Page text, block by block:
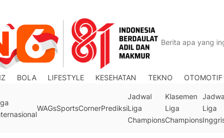
BOLA LIFESTYLE KESEHATAN TEKNO OTOMOTIF
WAGsSportsCornerPrediksi
Jadwal
Liga
Champions
Klasemen
Liga
Champions
Liga